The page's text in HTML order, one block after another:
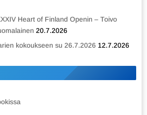
Heart of Finland Openin – Toivo
20.7.2026
kokoukseen su 26.7.2026 12.7.2026